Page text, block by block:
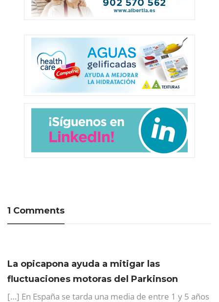
1 Comments
La opicapona ayuda a mitigar las
fluctuaciones motoras del Parkinson
[…] En España se tarda una media de entre 1 y 5 años